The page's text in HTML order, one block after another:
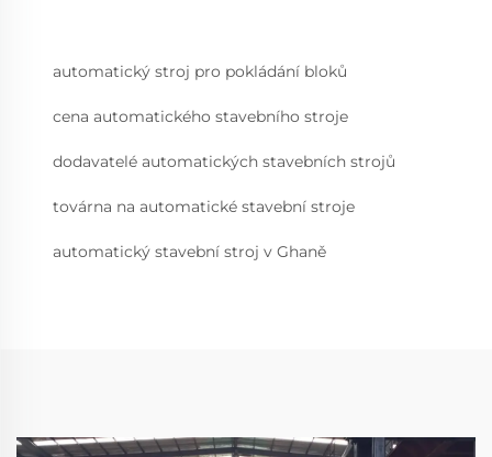
automatický stroj pro pokládání bloků
cena automatického stavebního stroje
dodavatelé automatických stavebních strojů
továrna na automatické stavební stroje
automatický stavební stroj v Ghaně